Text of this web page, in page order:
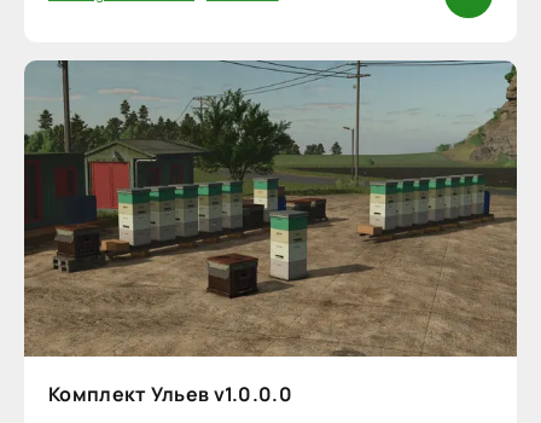
Комплект Ульев v1.0.0.0